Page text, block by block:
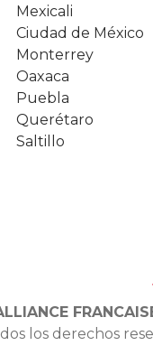
Mexicali
Ciudad de México
Monterrey
Oaxaca
Puebla
Querétaro
Saltillo
los derechos